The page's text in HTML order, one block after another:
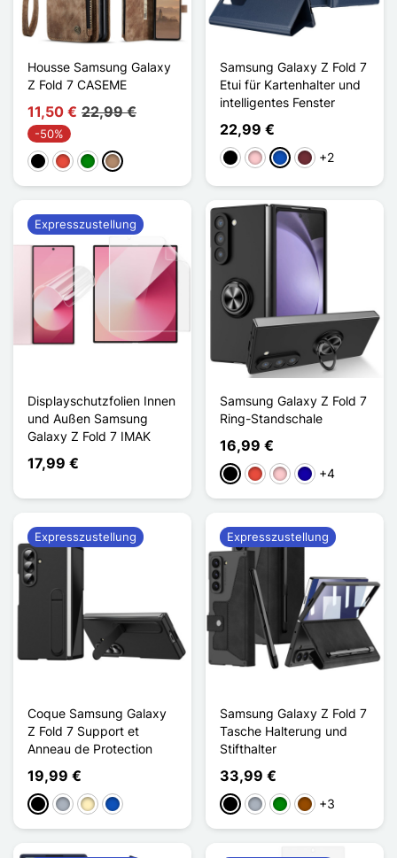
Housse Samsung Galaxy
Z Fold 7 CASEME
11,50 € 22,99 €
-50%
Schwarz
Rot GrünTaupe
Samsung Galaxy Z Fold 7
Etui für Kartenhalter und
intelligentes Fenster
22,99 €
Schwarz
PinkSaphirRouge Vin
+2
Displayschutzfolien Innen
und Außen Samsung
Galaxy Z Fold 7 IMAK
17,99 €
Expresszustellung
Samsung Galaxy Z Fold 7
Ring-Standschale
16,99 €
Schwarz
Rot PinkDunkelblau
+4
Coque Samsung Galaxy
Z Fold 7 Support et
Anneau de Protection
19,99 €
Schwarz
GrauGoldenSaphir
Expresszustellung
Samsung Galaxy Z Fold 7
Tasche Halterung und
Stifthalter
33,99 €
Schwarz
GrauGrünBraun
+3
Expresszustellung